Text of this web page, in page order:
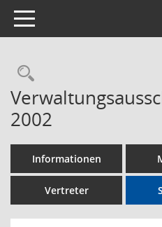
Toggle navigation
2002
Informationen
Vertreter